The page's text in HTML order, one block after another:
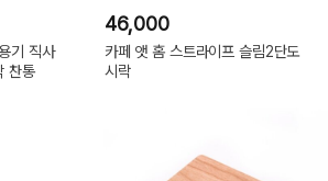
기 직사
찬통
46,000
카페 앳 홈 스트라이프 슬림2단도
시락